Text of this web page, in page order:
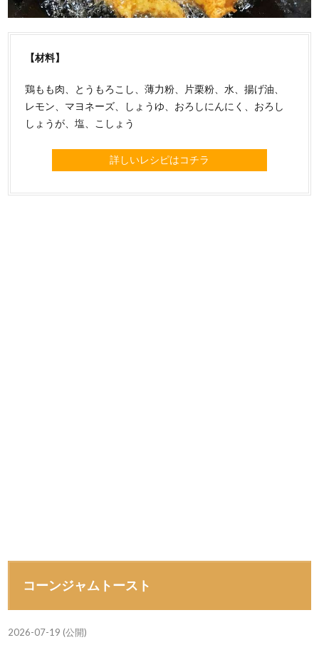
【材料】
鶏もも肉、とうもろこし、薄力粉、片栗粉、水、揚げ油、
レモン、マヨネーズ、しょうゆ、おろしにんにく、おろし
しょうが、塩、こしょう
詳しいレシピはコチラ
コーンジャムトースト
2026-07-19 (公開)